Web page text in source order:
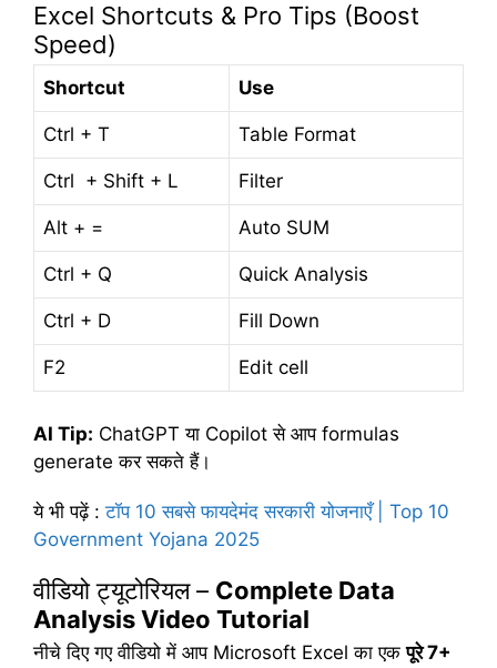
Excel Shortcuts & Pro Tips (Boost
Speed)
Shortcut Use
Ctrl + T Table Format
Ctrl + Shift + L Filter
Alt + = Auto SUM
Ctrl + Q Quick Analysis
Ctrl + D Fill Down
F2 Edit cell
AI Tip: ChatGPT या Copilot से आप formulas
generate कर सकते हैं।
ये भी पढ़ें :टॉप 10 सबसे फायदेमंद सरकारी योजनाएँ | Top 10
Government Yojana 2025
वीडियो ट्यूटोरियल – Complete Data
Analysis Video Tutorial
नीचे दिए गए वीडियो में आप Microsoft Excel का एकपूरे 7+